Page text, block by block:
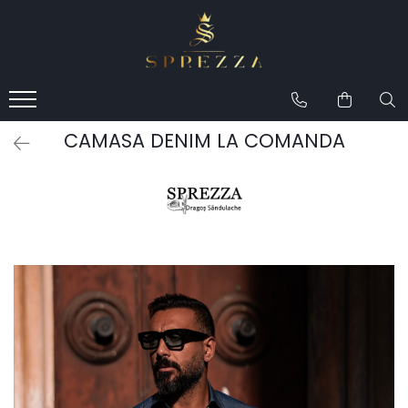
Costume de mire 2026
Redingotă bărbați
Frac bărbați
Costume la comandă
Paltoane bărbați
Accesorii bărbați
Lavalieră costum
Butoni cămașă mire
Papioane bărbați
CAMASA DENIM LA COMANDA